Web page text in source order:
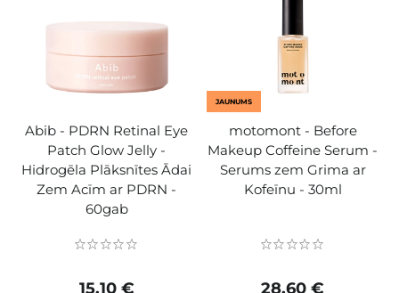
Abib - PDRN Retinal Eye
Patch Glow Jelly -
Hidrogēla Plāksnītes Ādai
Zem Acīm ar PDRN -
60gab
15,10 €
JAUNUMS
motomont - Before
Makeup Coffeine Serum -
Serums zem Grima ar
Kofeīnu - 30ml
28,60 €